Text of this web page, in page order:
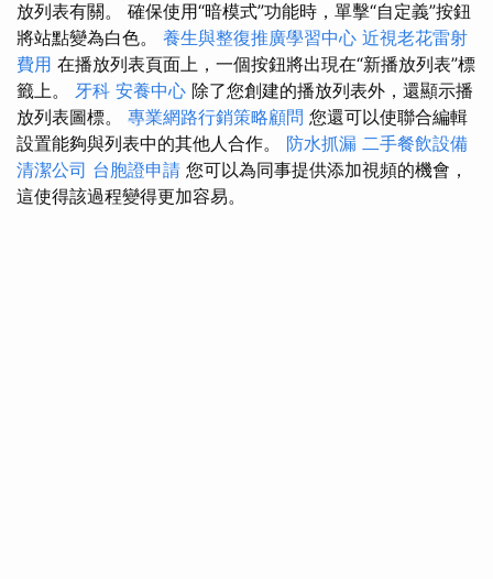
放列表有關。 確保使用“暗模式”功能時，單擊“自定義”按鈕
將站點變為白色。 養生與整復推廣學習中心 近視老花雷射
費用 在播放列表頁面上，一個按鈕將出現在“新播放列表”標
籤上。 牙科 安養中心 除了您創建的播放列表外，還顯示播
放列表圖標。 專業網路行銷策略顧問 您還可以使聯合編輯
設置能夠與列表中的其他人合作。 防水抓漏 二手餐飲設備
清潔公司 台胞證申請 您可以為同事提供添加視頻的機會，
這使得該過程變得更加容易。